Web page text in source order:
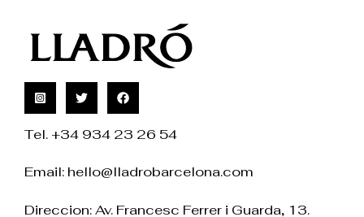
Tel. +34 934 23 26 54
Email: hello@lladrobarcelona.com
Direccion: Av. Francesc Ferrer i Guarda, 13.